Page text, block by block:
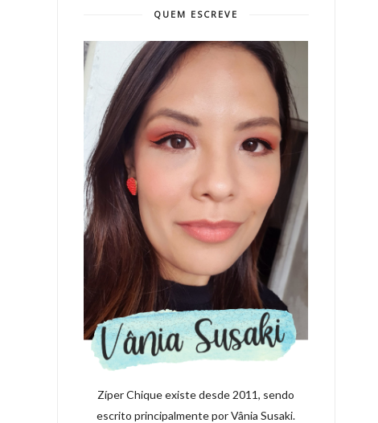
QUEM ESCREVE
Zíper Chique existe desde 2011, sendo
escrito principalmente por Vânia Susaki.